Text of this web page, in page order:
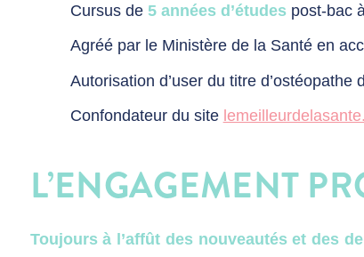
Cursus de 5 années d’études post-bac
Agréé par le Ministère de la Santé en
Autorisation d’user du titre
Confondateur du site
L’ENGAGEMENT
Toujours à l’affût des nouveautés et des